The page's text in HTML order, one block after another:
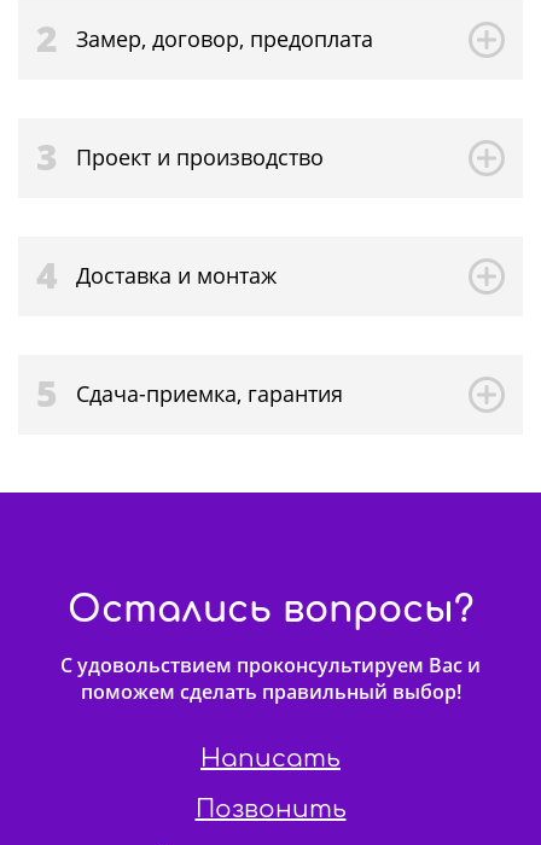
2 Замер, договор, предоплата
3 Проект и производство
4 Доставка и монтаж
5 Сдача-приемка, гарантия
Остались вопросы?
С удовольствием проконсультируем Вас и
поможем сделать правильный выбор!
Написать
Позвонить